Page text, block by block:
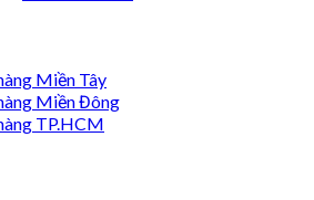
Miền Tây
Miền Đông
TP.HCM